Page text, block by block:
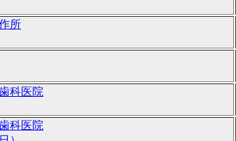
所
科医院
科医院